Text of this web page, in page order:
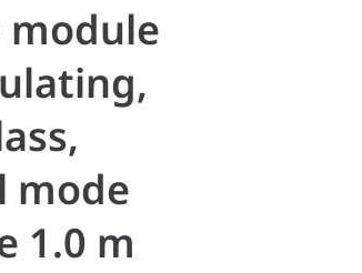
module
mode
1.0 m